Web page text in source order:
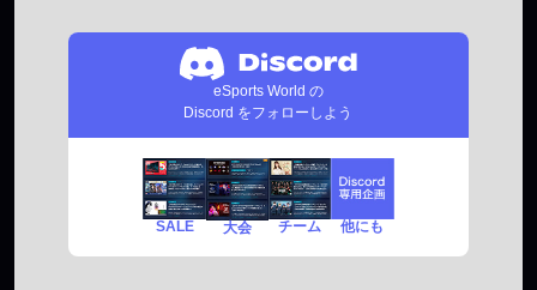
eSports World の
Discord をフォローしよう
SALE 大会 チーム 他にも